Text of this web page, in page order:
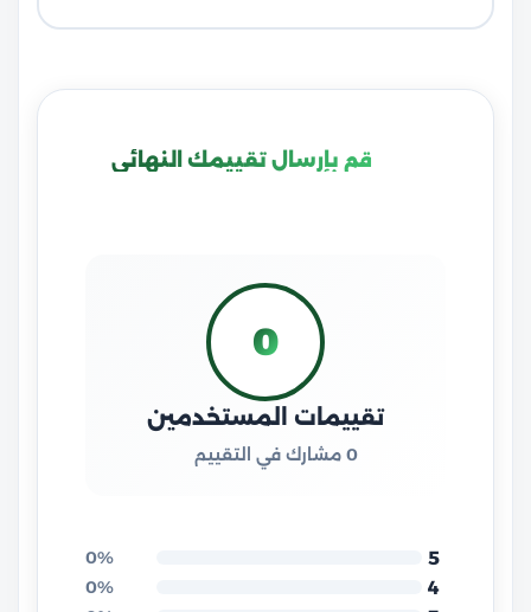
قم بإرسال تقييمك النهائي
0
تقييمات المستخدمين
0 مشارك في التقييم
5
0%
4
0%